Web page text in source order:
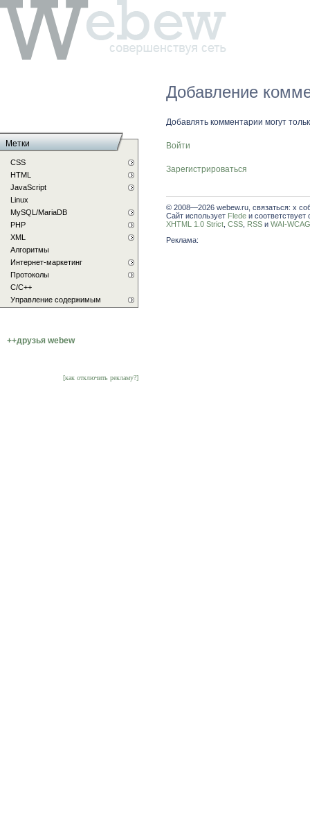
Добавление
Добавлять комментарии могут
Войти
Зарегистрироваться
© 2008—2026 webew.ru, связаться: x
Сайт использует Flede и соответствует
XHTML 1.0 Strict CSS RSS и WAI-
Реклама:
Метки
CSS
HTML
JavaScript
Linux
MySQL/MariaDB
PHP
XML
Алгоритмы
Интернет-маркетинг
Протоколы
С/C++
Управление содержимым
++друзья webew
[как отключить рекламу?]